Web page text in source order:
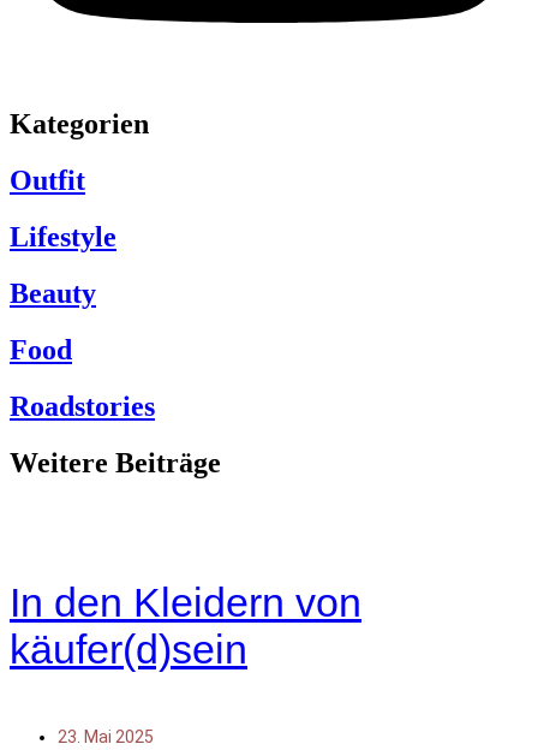
Kategorien
Outfit
Lifestyle
Beauty
Food
Roadstories
Weitere Beiträge
In den Kleidern von
käufer(d)sein
23. Mai 2025